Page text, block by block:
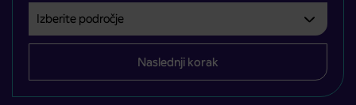
Izberite področje
Področje je obvezno izbrati.
Naslednji korak